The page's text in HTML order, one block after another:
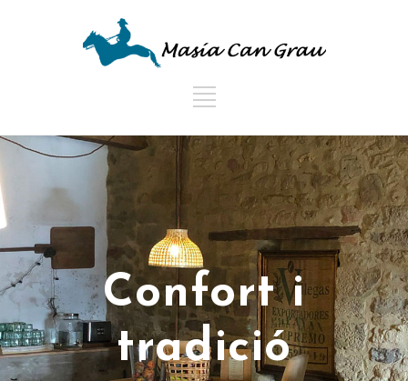
Confort i
tradició